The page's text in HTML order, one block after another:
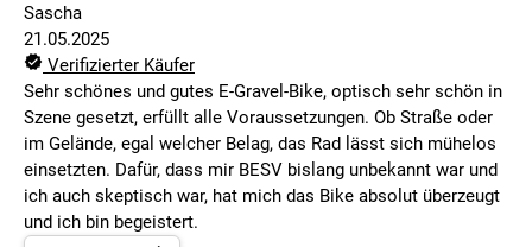
Sascha
21.05.2025
Verifizierter Käufer
Sehr schönes und gutes E-Gravel-Bike, optisch sehr schön in
Szene gesetzt, erfüllt alle Voraussetzungen. Ob Straße oder
im Gelände, egal welcher Belag, das Rad lässt sich mühelos
einsetzten. Dafür, dass mir BESV bislang unbekannt war und
ich auch skeptisch war, hat mich das Bike absolut überzeugt
und ich bin begeistert.